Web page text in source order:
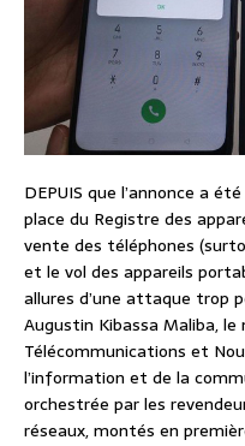
DEPUIS que l’annonce a
place du Registre des
vente des téléphones
et le vol des appareils
allures d’une attaque trop
Augustin Kibassa Maliba,
Télécommunications et
l’information et de la
orchestrée par les
réseaux, montés en